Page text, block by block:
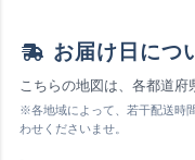
お届け日につ
こちらの地図は、各都道府
※各地域によって、若干配送時
わせくださいませ。